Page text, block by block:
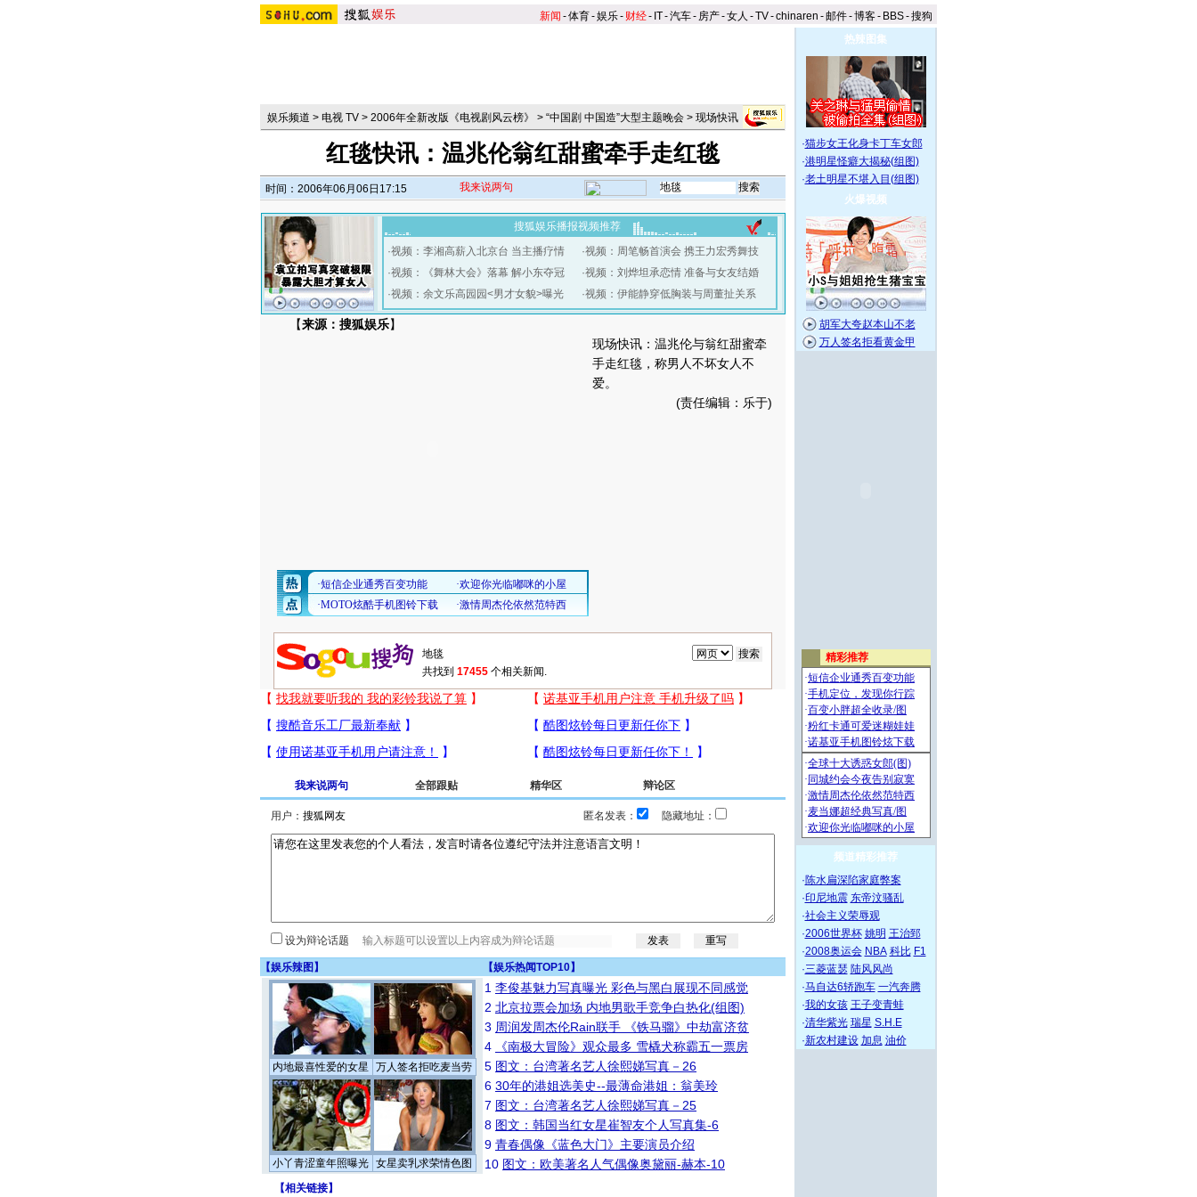
新闻 -体育-娱乐- 财经- IT-汽车- 房产-女人 -TV-chinaren -邮件-博客- BBS-搜狗
娱乐频道 > 电视 TV > 2006年全新改版《电视剧风云榜》 > “中国剧 中国造”大型主题晚会 > 现场快讯
红毯快讯：温兆伦翁红甜蜜牵手走红毯
时间：2006年06月06日17:15 我来说两句
搜狐娱乐播报视频推荐
·视频：李湘高薪入北京台 当主播疗情
·视频：《舞林大会》落幕 解小东夺冠
·视频：余文乐高园园<男才女貌>曝光
·视频：周笔畅首演会 携王力宏秀舞技
·视频：刘烨坦承恋情 准备与女友结婚
·视频：伊能静穿低胸装与周董扯关系
【来源：搜狐娱乐】
现场快讯：温兆伦与翁红甜蜜牵
手走红毯，称男人不坏女人不
爱。
(责任编辑：乐于)
共找到 17455 个相关新闻.
我来说两句 全部跟贴 精华区 辩论区
用户： 匿名发表： 隐藏地址：
设为辩论话题
【娱乐辣图 】 【娱乐热闻TOP10】
内地最喜性爱的女星 万人签名拒吃麦当劳
小丫青涩童年照曝光 女星卖乳求荣情色图
1 李俊基魅力写真曝光 彩色与黑白展现不同感觉
2 北京拉票会加场 内地男歌手竞争白热化(组图)
3 周润发周杰伦Rain联手 《铁马骝》中劫富济贫
4
《南极大冒险》观众最多 雪橇犬称霸五一票房
5 图文：台湾著名艺人徐熙娣写真－26
6 30年的港姐选美史--最薄命港姐：翁美玲
7 图文：台湾著名艺人徐熙娣写真－25
8 图文：韩国当红女星崔智友个人写真集-6
9 青春偶像《蓝色大门》主要演员介绍
10 图文：欧美著名人气偶像奥黛丽-赫本-10
【相关链接】
热辣图集
·猫步女王化身卡丁车女郎
·港明星怪癖大揭秘(组图)
·老土明星不堪入目(组图)
火爆视频
胡军大夸赵本山不老
万人签名拒看黄金甲
频道精彩推荐
·陈水扁深陷家庭弊案
·印尼地震 东帝汶骚乱
·社会主义荣辱观
·2006世界杯 姚明 王治郅
·2008奥运会 NBA 科比 F1
·三菱蓝瑟 陆风风尚
·马自达6轿跑车 一汽奔腾
·我的女孩 王子变青蛙
·清华紫光 瑞星 S.H.E
·新农村建设 加息 油价